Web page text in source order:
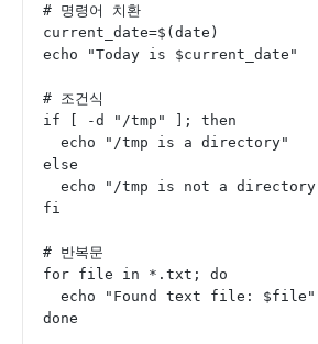
# 명령어 치환
current_date=$(date)
echo "Today is $current_date"
# 조건식
if [ -d "/tmp" ]; then
  echo "/tmp is a directory"
else
echo "/tmp is not a
fi
# 반복문
for file in *.txt; do
  echo "Found text file: $file"
done